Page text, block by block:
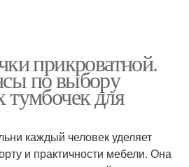
прикроватной.
по выбору
для
каждый человек уделяет
и практичности мебели. Она